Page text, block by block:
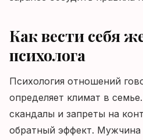
Как вести себя
психолога
Психология отношений
определяет климат в
скандалы и запреты на
обратный эффект. Мужчина